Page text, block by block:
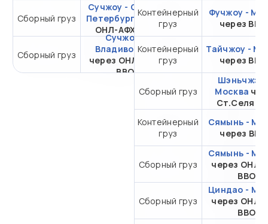
Сборный груз
Сучжоу - Санкт-
Петербург через
ОНЛ-АФХ ВВО
от 24 791,73 ₽ за 1 м³
Сборный груз
Сучжоу -
Владивосток
через ОНЛ-ТФС
ВВО
от 5 140,73 ₽ за 1 м³
Контейнерный
груз
Фучжоу -
через
Контейнерный
груз
Тайчжоу -
через
Сборный груз
Москва
Контейнерный
груз
Сямынь -
через
Сборный груз
Сямынь -
через ОНЛ-
ВВО
Сборный груз
Циндао -
через ОНЛ-
ВВО